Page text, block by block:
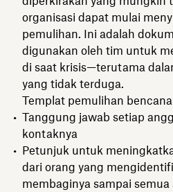
organisasi dapat mulai
pemulihan. Ini adalah
digunakan oleh tim untuk
di saat krisis—terutama
yang tidak terduga.
Templat pemulihan
Tanggung jawab setiap
kontaknya
Petunjuk untuk
dari orang yang
membaginya sampai